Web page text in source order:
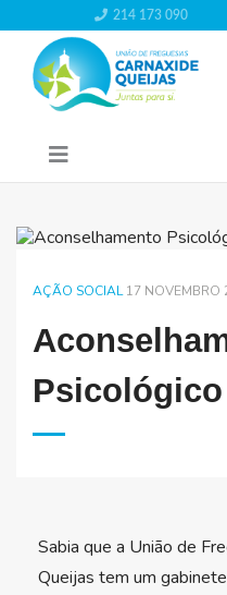
214 173 090
AÇÃO SOCIAL 17 NOVEMBRO
Psicológico
Sabia que a União de
Queijas tem um